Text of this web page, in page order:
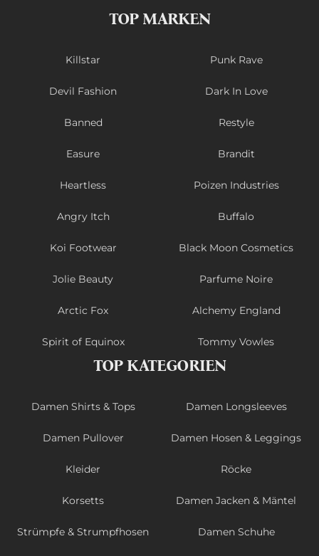
TOP MARKEN
Killstar Punk Rave
Devil Fashion Dark In Love
Banned Restyle
Easure Brandit
Heartless Poizen Industries
Angry Itch Buffalo
Koi Footwear Black Moon Cosmetics
Jolie Beauty Parfume Noire
Arctic Fox Alchemy England
Spirit of Equinox Tommy Vowles
TOP KATEGORIEN
Damen Shirts & Tops Damen Longsleeves
Damen Pullover Damen Hosen & Leggings
Kleider Röcke
Korsetts Damen Jacken & Mäntel
Strümpfe & Strumpfhosen Damen Schuhe